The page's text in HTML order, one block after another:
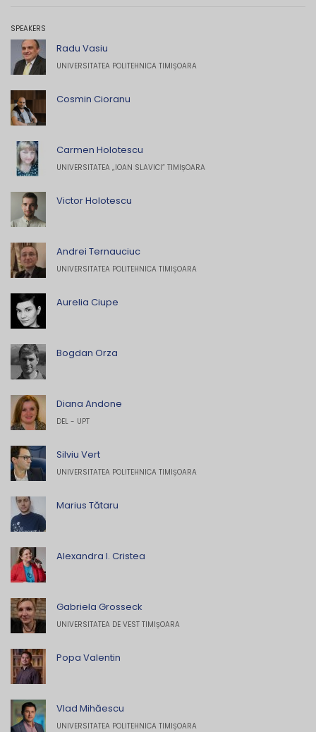
SPEAKERS
Radu Vasiu
UNIVERSITATEA POLITEHNICA TIMIȘOARA
Cosmin Cioranu
Carmen Holotescu
UNIVERSITATEA „IOAN SLAVICI” TIMIȘOARA
Victor Holotescu
Andrei Ternauciuc
UNIVERSITATEA POLITEHNICA TIMIȘOARA
Aurelia Ciupe
Bogdan Orza
Diana Andone
DEL - UPT
Silviu Vert
UNIVERSITATEA POLITEHNICA TIMIȘOARA
Marius Tătaru
Alexandra I. Cristea
Gabriela Grosseck
UNIVERSITATEA DE VEST TIMIȘOARA
Popa Valentin
Vlad Mihăescu
UNIVERSITATEA POLITEHNICA TIMIȘOARA